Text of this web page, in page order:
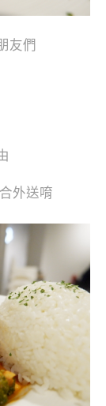
友們
外送唷